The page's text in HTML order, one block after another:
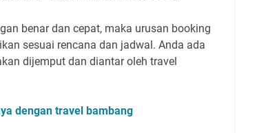
benar dan cepat, maka urusan booking
sesuai rencana dan jadwal. Anda ada
dijemput dan diantar oleh travel
dengan travel bambang